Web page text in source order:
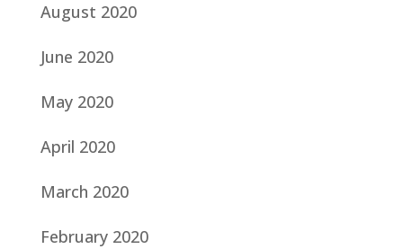
August 2020
June 2020
May 2020
April 2020
March 2020
February 2020